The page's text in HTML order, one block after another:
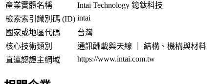
產業實體名稱
Intai Technology 鐿鈦科技
檢索索引識別碼 (ID) intai
國家或地區代碼
台灣
核心技術類別
通訊酬載與天線 ｜ 結構、機構與材料
直連認證主網域
https://www.intai.com.tw